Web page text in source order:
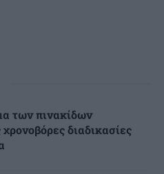
των πινακίδων
διαδικασίες